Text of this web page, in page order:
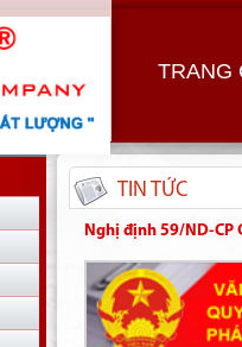
TRANG
TIN TỨC
Nghị định 59/ND-CP